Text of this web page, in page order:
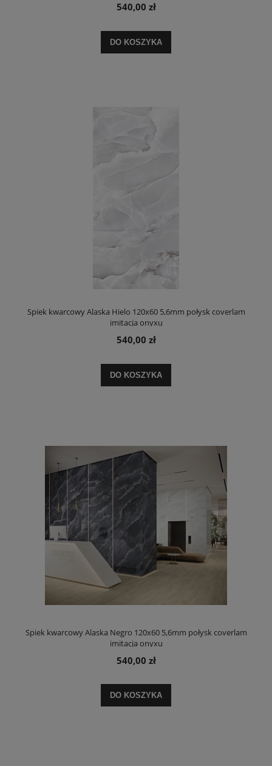
540,00 zł
DO KOSZYKA
Spiek kwarcowy Alaska Hielo 120x60 5,6mm połysk coverlam
imitacja onyxu
540,00 zł
DO KOSZYKA
Spiek kwarcowy Alaska Negro 120x60 5,6mm połysk coverlam
imitacja onyxu
540,00 zł
DO KOSZYKA